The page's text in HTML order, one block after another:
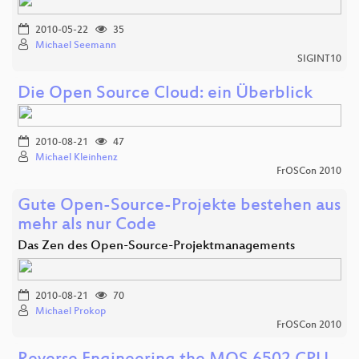
2010-05-22
35
Michael Seemann
SIGINT10
Die Open Source Cloud: ein Überblick
2010-08-21
47
Michael Kleinhenz
FrOSCon 2010
Gute Open-Source-Projekte bestehen aus
mehr als nur Code
Das Zen des Open-Source-Projektmanagements
2010-08-21
70
Michael Prokop
FrOSCon 2010